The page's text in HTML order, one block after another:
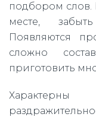
подбором слов.
месте,
Появляются
сложно
приготовить
Характерны